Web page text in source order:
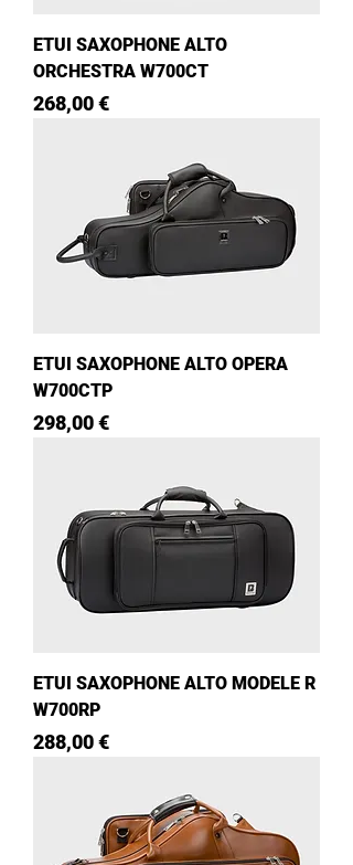
ETUI SAXOPHONE ALTO
ORCHESTRA W700CT
Prix
268,00 €
ETUI SAXOPHONE ALTO OPERA
W700CTP
Prix
298,00 €
ETUI SAXOPHONE ALTO MODELE R
W700RP
Prix
288,00 €